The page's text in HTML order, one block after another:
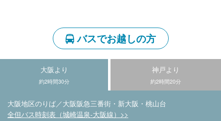
バスでお越しの方
大阪より
約2時間30分
神戸より
約2時間20分
大阪地区のりば／大阪阪急三番街・新大阪・桃山台
全但バス時刻表（城崎温泉-大阪線）>>